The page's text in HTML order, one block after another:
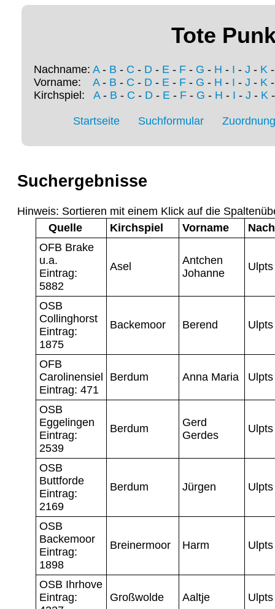
Tote
Nachname: A- B - C - D - E - F - G - H - I - J - K
Vorname: A- B - C - D - E - F - G - H - I - J - K
Kirchspiel: A- B - C - D- E- F- G - H - I - J - K
Startseite Suchformular
Suchergebnisse
Hinweis: Sortieren mit einem Klick auf die
Quelle
Kirchspiel Vorname
OFB Brake
u.a.
Eintrag:
5882
Asel
Antchen
Johanne
Ulpts
OSB
Collinghorst
Eintrag:
1875
Backemoor Berend Ulpts
OFB
Carolinensiel
Eintrag: 471
Berdum Anna Maria Ulpts
OSB
Eggelingen
Eintrag:
2539
Berdum
Gerd
Gerdes
Ulpts
OSB
Buttforde
Eintrag:
2169
Berdum Jürgen Ulpts
OSB
Backemoor
Eintrag:
1898
Breinermoor Harm Ulpts
OSB Ihrhove
Eintrag:
Großwolde Aaltje Ulpts